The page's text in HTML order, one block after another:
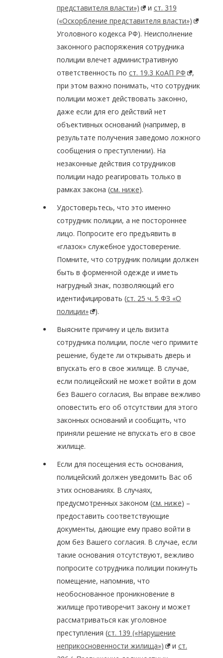
представителя власти»)
и ст. 319
(«Оскорбление представителя власти»)
Уголовного кодекса РФ). Неисполнение
законного распоряжения сотрудника
полиции влечет административную
ответственность по ст. 19.3 КоАП РФ
,
при этом важно понимать, что сотрудник
полиции может действовать законно,
даже если для его действий нет
объективных оснований (например, в
результате получения заведомо ложного
сообщения о преступлении). На
незаконные действия сотрудников
полиции надо реагировать только в
рамках закона (см. ниже).
Удостоверьтесь, что это именно
сотрудник полиции, а не постороннее
лицо. Попросите его предъявить в
«глазок» служебное удостоверение.
Помните, что сотрудник полиции должен
быть в форменной одежде и иметь
нагрудный знак, позволяющий его
идентифицировать (ст. 25 ч. 5 ФЗ «О
полиции»
).
Выясните причину и цель визита
сотрудника полиции, после чего примите
решение, будете ли открывать дверь и
впускать его в свое жилище. В случае,
если полицейский не может войти в дом
без Вашего согласия, Вы вправе вежливо
оповестить его об отсутствии для этого
законных оснований и сообщить, что
приняли решение не впускать его в свое
жилище.
Если для посещения есть основания,
полицейский должен уведомить Вас об
этих основаниях. В случаях,
предусмотренных законом (см. ниже) –
предоставить соответствующие
документы, дающие ему право войти в
дом без Вашего согласия. В случае, если
такие основания отсутствуют, вежливо
попросите сотрудника полиции покинуть
помещение, напомнив, что
необоснованное проникновение в
жилище противоречит закону и может
рассматриваться как уголовное
преступления (ст. 139 («Нарушение
неприкосновенности жилища»)
и ст.